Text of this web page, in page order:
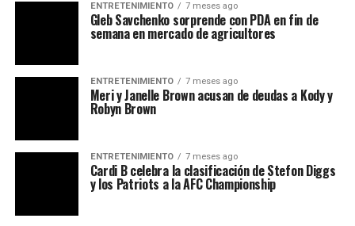
ENTRETENIMIENTO 7 meses ago
Gleb Savchenko sorprende con PDA en fin de
semana en mercado de agricultores
ENTRETENIMIENTO 7 meses ago
Meri y Janelle Brown acusan de deudas a Kody y
Robyn Brown
ENTRETENIMIENTO 7 meses ago
Cardi B celebra la clasificación de Stefon Diggs
y los Patriots a la AFC Championship